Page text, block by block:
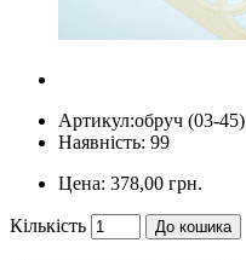
Артикул:обруч (03-45)
Наявність: 99
Цена: 378,00 грн.
Кількість До кошика